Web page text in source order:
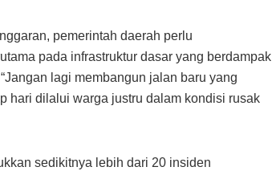
pemerintah daerah perlu
pada infrastruktur dasar yang berdampak
lagi membangun jalan baru yang
hari dilalui warga justru dalam kondisi rusak
sedikitnya lebih dari 20 insiden